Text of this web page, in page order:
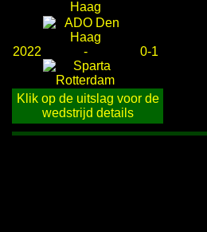
2022 - 0-1
Klik op de uitslag voor de
wedstrijd details